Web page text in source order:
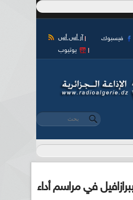
آر أس أس فيسبوك
يوتيوب
استمارة البحث
‏بحث ‏
في مراسم أداء